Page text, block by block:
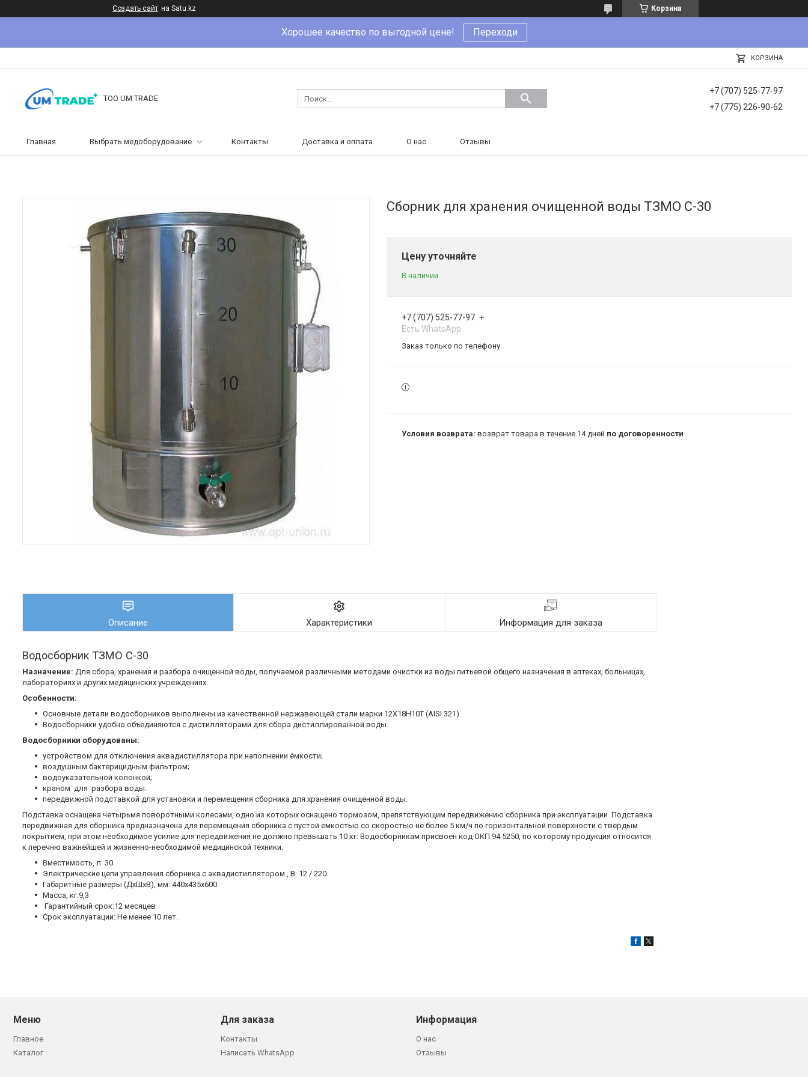
Создать сайт на Satu.kz Корзина
Хорошее качество по выгодной цене! Переходи
КОРЗИНА
ТОО UM TRADE
+7 (707) 525-77-97
+7 (775) 226-90-62
Главная Выбрать медоборудование Контакты Доставка и оплата О нас Отзывы
Сборник для хранения очищенной воды ТЗМО С-30
Цену уточняйте
В наличии
+7 (707) 525-77-97
Есть WhatsApp
Заказ только по телефону
возврат товара в течение 14 дней по договоренности
Описание Характеристики Информация для заказа
Водосборник ТЗМО С-30
Назначение: Для сбора, хранения и разбора очищенной воды, получаемой различными методами очистки из воды питьевой общего назначения в аптеках, больницах,
лабораториях и других медицинских учреждениях.
Особенности:
Основные детали водосборников выполнены из качественной нержавеющей стали марки 12Х18Н10Т (AISI 321).
Водосборники удобно объединяются с дистилляторами для сбора дистиллированной воды.
Водосборники оборудованы:
устройством для отключения аквадистиллятора при наполнении ёмкости;
воздушным бактерицидным фильтром;
водоуказательной колонкой;
краном для разбора воды.
передвижной подставкой для установки и перемещения сборника для хранения очищенной воды.
Подставка оснащена четырьмя поворотными колесами, одно из которых оснащено тормозом, препятствующим передвижению сборника при эксплуатации. Подставка
передвижная для сборника предназначена для перемещения сборника с пустой емкостью со скоростью не более 5 км/ч по горизонтальной поверхности с твердым
покрытием, при этом необходимое усилие для передвижения не должно превышать 10 кг. Водосборникам присвоен код ОКП 94 5250, по которому продукция относится
к перечню важнейшей и жизненно-необходимой медицинской техники.
Вместимость, л: 30
Электрические цепи управления сборника с аквадистиллятором , В: 12 / 220
Габаритные размеры (ДхШхВ), мм: 440х435х600
Масса, кг:9,3
Гарантийный срок:12 месяцев
Срок эксплуатации: Не менее 10 лет.
Меню
Главное
Каталог
Для заказа
Контакты
Написать WhatsApp
Информация
О нас
Отзывы